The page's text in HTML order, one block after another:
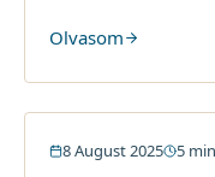
Olvasom
Post cu Apa
8 August 2025 5 min